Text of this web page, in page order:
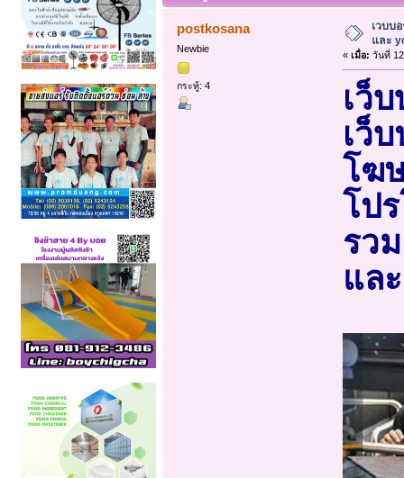
postkosana
Newbie
กระทู้: 4
เวบบ
และ
« เมื่อ: วันที่
เว็
เว็
โฆ
โป
รว
แล